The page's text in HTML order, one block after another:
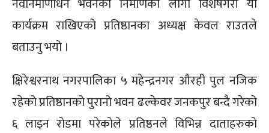
कार्यक्रम राखिएको प्रतिष्ठानका अध्यक्ष केवल राउतले
बताउनु भयो ।
क्षिरेश्वरनाथ नगरपालिका ५ महेन्द्रनगर औरही पुल नजिक
रहेको प्रतिष्ठानको पुरानो भवन ढल्केवर जनकपुर बन्दै गरेको
६ लाइन रोडमा परेकोले प्रतिष्ठनले विभिन्न दाताहरुको